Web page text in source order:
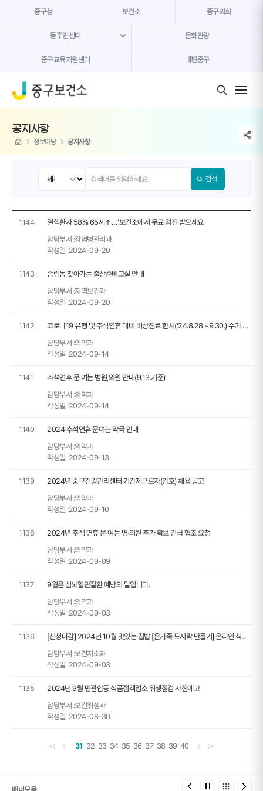
중구청 보건소 중구의회
동주민센터 문화관광
중구교육지원센터 내편중구
공지사항
home 정보마당 공지사항
share
검색
1144
결핵환자 58% 65세↑…"보건소에서 무료 검진 받으세요
담당부서 :감염병관리과
작성일 :2024-09-20
1143
중림동 찾아가는 출산준비교실 안내
담당부서 :지역보건과
작성일 :2024-09-20
1142
코로나19 유행 및 추석연휴 대비 비상진료 한시('24.8.28.~9.30.) 수가 추가 지원안내
담당부서 :의약과
작성일 :2024-09-14
1141
추석연휴 문 여는 병원,의원 안내(9.13.기준)
담당부서 :의약과
작성일 :2024-09-14
1140
2024 추석연휴 문여는 약국 안내
담당부서 :의약과
작성일 :2024-09-13
1139
2024년 중구건강관리센터 기간제근로자(간호) 채용 공고
담당부서 :의약과
작성일 :2024-09-10
1138
2024년 추석 연휴 문 여는 병·의원 추가 확보 긴급 협조 요청
담당부서 :의약과
작성일 :2024-09-09
1137
9월은 심뇌혈관질환 예방의 달입니다.
담당부서 :의약과
작성일 :2024-09-03
1136
[신청마감] 2024년 10월 맛있는 집밥 [온가족 도시락 만들기] 온라인 식사체험교육 신청안내
담당부서 :보건지소과
작성일 :2024-09-03
1135
2024년 9월 민관합동 식품접객업소 위생점검 사전예고
담당부서 :보건위생과
작성일 :2024-08-30
첫 페이지
이전 페이지
31 32 33 34 35 36 37 38 39 40 다음 페이지
마지막 페이지